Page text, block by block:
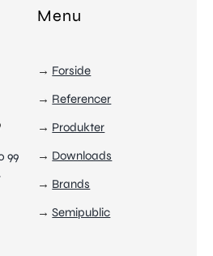
99
Menu
→ Forside
→ Referencer
→ Produkter
→ Downloads
→ Brands
→Semipublic